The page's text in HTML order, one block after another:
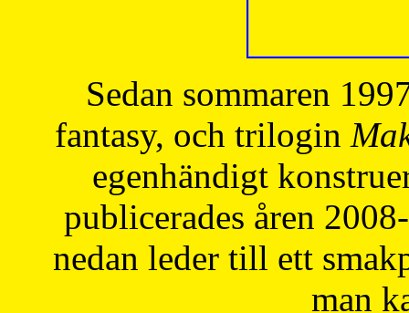
Sedan sommaren
fantasy, och trilogin
egenhändigt
publicerades åren
nedan leder till ett
man